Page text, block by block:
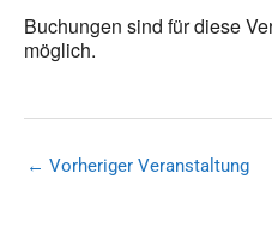
Buchungen sind für diese
möglich.
← Vorheriger Veranstaltung